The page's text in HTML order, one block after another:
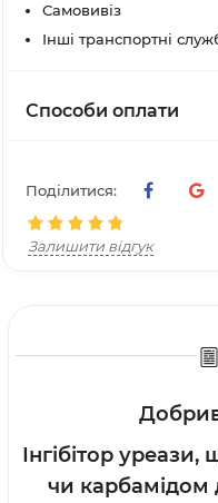
Самовивіз
Інші транспортні
Способи оплати
Поділитися:
Залишити відгук
Інгібітор
чи карбамідом